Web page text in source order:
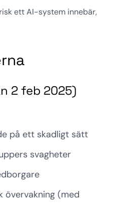
ett AI-system innebär,
2 feb 2025)
på ett skadligt sätt
svagheter
övervakning (med